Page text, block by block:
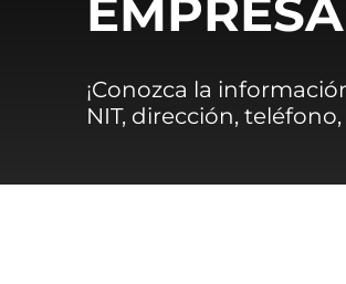
¡Conozca la
NIT, dirección,